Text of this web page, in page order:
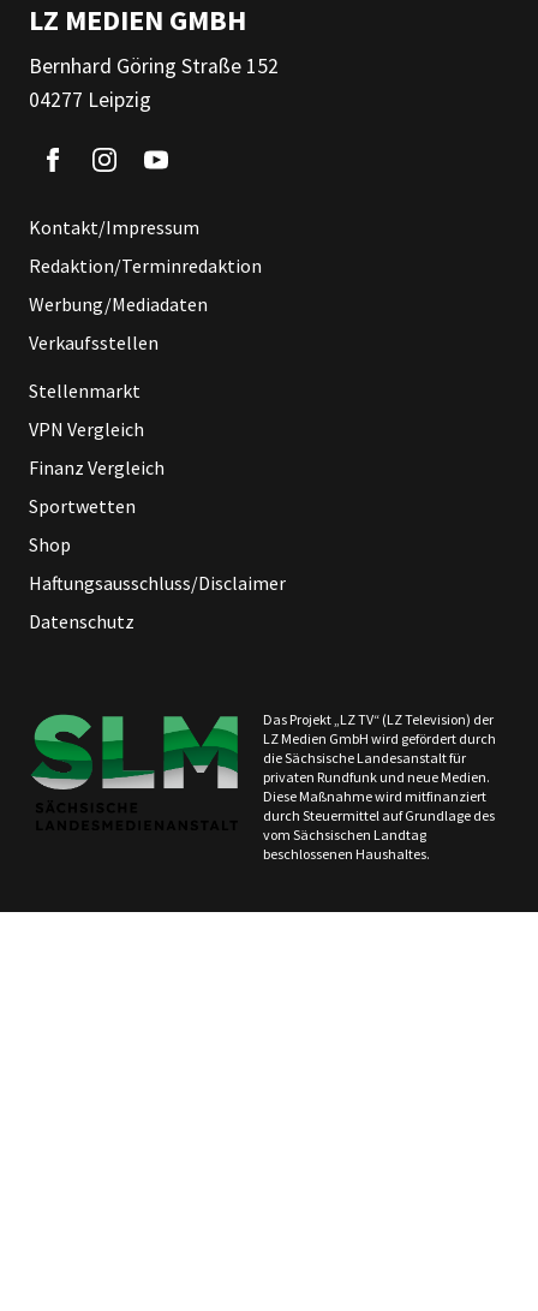
LZ MEDIEN GMBH
Bernhard Göring Straße 152
04277 Leipzig
Kontakt/Impressum
Redaktion/Terminredaktion
Werbung/Mediadaten
Verkaufsstellen
Stellenmarkt
VPN Vergleich
Finanz Vergleich
Sportwetten
Shop
Haftungsausschluss/Disclaimer
Datenschutz
Das Projekt „LZ TV“ (LZ Television) der
LZ Medien GmbH wird gefördert durch
die Sächsische Landesanstalt für
privaten Rundfunk und neue Medien.
Diese Maßnahme wird mitfinanziert
durch Steuermittel auf Grundlage des
vom Sächsischen Landtag
beschlossenen Haushaltes.